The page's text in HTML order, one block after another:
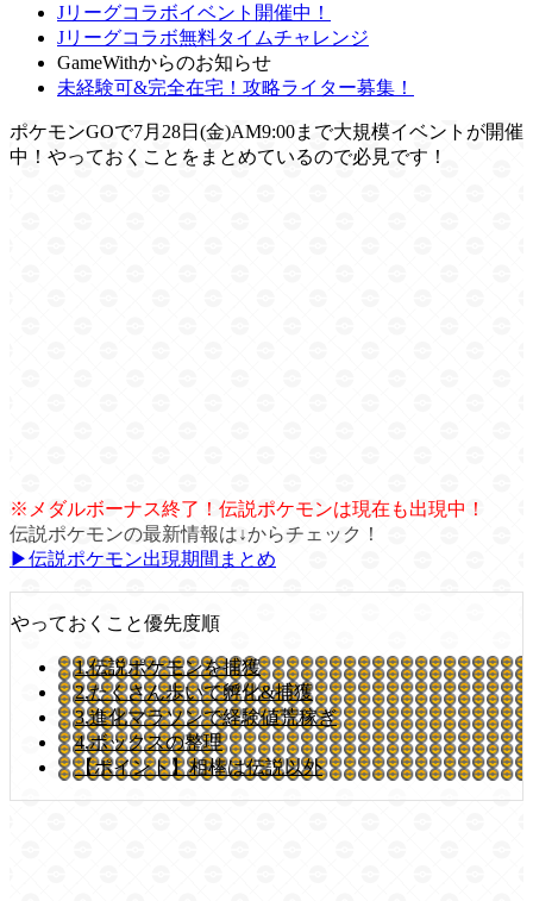
Jリーグコラボイベント開催中！
Jリーグコラボ無料タイムチャレンジ
GameWithからのお知らせ
未経験可&完全在宅！攻略ライター募集！
ポケモンGOで7月28日(金)AM9:00まで大規模イベントが開催
中！やっておくことをまとめているので必見です！
※メダルボーナス終了！伝説ポケモンは現在も出現中！
伝説ポケモンの最新情報は↓からチェック！
▶伝説ポケモン出現期間まとめ
やっておくこと優先度順
1.伝説ポケモンを捕獲
2.たくさん歩いて孵化&捕獲
3.進化マラソンで経験値荒稼ぎ
4.ボックスの整理
【ポイント】相棒は伝説以外